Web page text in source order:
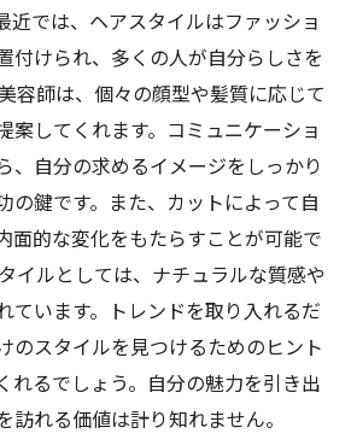
近では、ヘアスタイルはファッショ
付けられ、多くの人が自分らしさを
容師は、個々の顔型や髪質に応じて
案してくれます。コミュニケーショ
、自分の求めるイメージをしっかり
の鍵です。また、カットによって自
面的な変化をもたらすことが可能で
イルとしては、ナチュラルな質感や
ています。トレンドを取り入れるだ
のスタイルを見つけるためのヒント
れるでしょう。自分の魅力を引き出
訪れる価値は計り知れません。